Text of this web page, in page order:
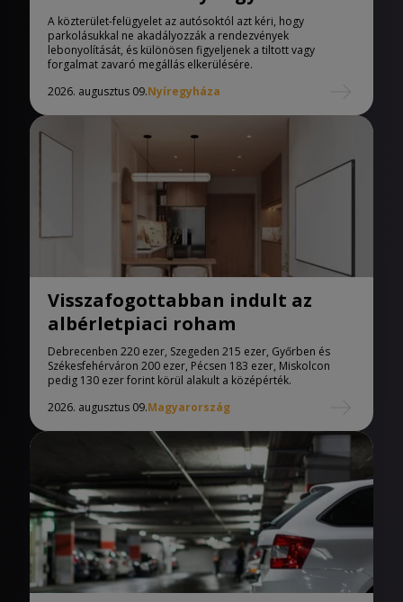
A közterület-felügyelet az autósoktól azt kéri, hogy
parkolásukkal ne akadályozzák a rendezvények
lebonyolítását, és különösen figyeljenek a tiltott vagy
forgalmat zavaró megállás elkerülésére.
2026. augusztus 09.Nyíregyháza
Visszafogottabban indult az
albérletpiaci roham
Debrecenben 220 ezer, Szegeden 215 ezer, Győrben és
Székesfehérváron 200 ezer, Pécsen 183 ezer, Miskolcon
pedig 130 ezer forint körül alakult a középérték.
2026. augusztus 09.Magyarország